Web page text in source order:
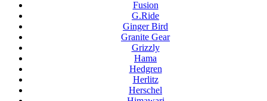
Fusion
G.Ride
Ginger Bird
Granite Gear
Grizzly
Hama
Hedgren
Herlitz
Herschel